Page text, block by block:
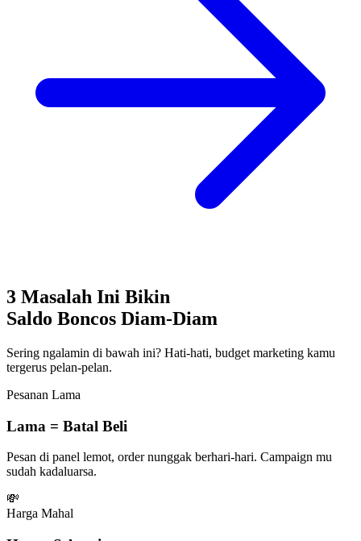
3 Masalah Ini Bikin
Saldo Boncos Diam-Diam
Sering ngalamin di bawah ini? Hati-hati, budget marketing kamu
tergerus pelan-pelan.
Pesanan Lama
Lama = Batal Beli
Pesan di panel lemot, order nunggak berhari-hari. Campaign mu
sudah kadaluarsa.
💸
Harga Mahal